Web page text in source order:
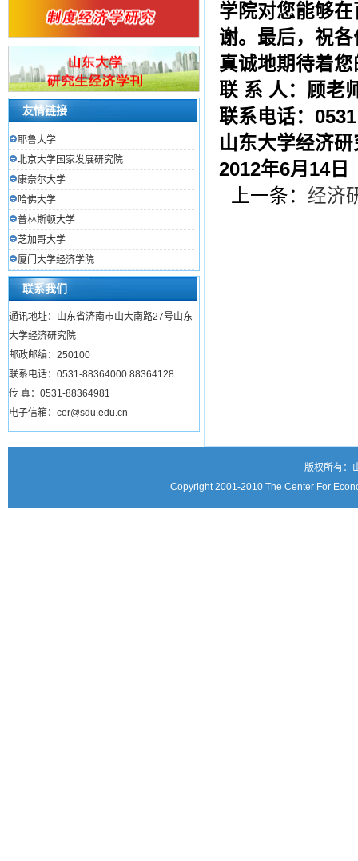
友情链接
耶鲁大学
北京大学国家发展研究院
康奈尔大学
哈佛大学
普林斯顿大学
芝加哥大学
厦门大学经济学院
联系我们
通讯地址：山东省济南市山大南路27号山东
大学经济研究院
邮政邮编：250100
联系电话：0531-88364000 88364128
传 真：0531-88364981
电子信箱：cer@sdu.edu.cn
学院对您能够
谢。最后，祝
真诚地期待着
联 系 人：顾老
联系电话：
山东大学经济研
2012年6月14日
上一条： 经济
版权所有：
Copyright 2001-2010 The Center For